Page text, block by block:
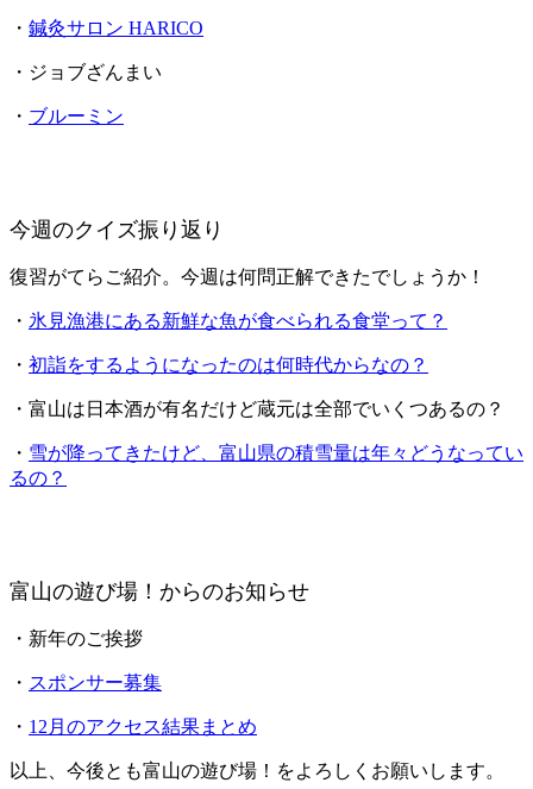
・ 鍼灸サロン HARICO
・ジョブざんまい
・ ブルーミン
今週のクイズ振り返り
復習がてらご紹介。今週は何問正解できたでしょうか！
・ 氷見漁港にある新鮮な魚が食べられる食堂って？
・ 初詣をするようになったのは何時代からなの？
・富山は日本酒が有名だけど蔵元は全部でいくつあるの？
・ 雪が降ってきたけど、富山県の積雪量は年々どうなってい
るの？
富山の遊び場！からのお知らせ
・新年のご挨拶
・ スポンサー募集
・ 12月のアクセス結果まとめ
以上、今後とも富山の遊び場！をよろしくお願いします。